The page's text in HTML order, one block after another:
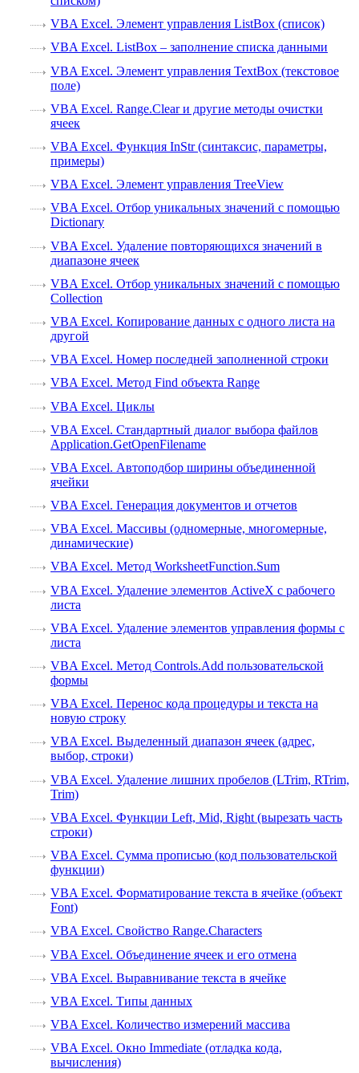
VBA Excel. Элемент управления ListBox (список)
VBA Excel. ListBox – заполнение списка данными
VBA Excel. Элемент управления TextBox (текстовое
поле)
VBA Excel. Range.Clear и другие методы очистки
ячеек
VBA Excel. Функция InStr (синтаксис, параметры,
примеры)
VBA Excel. Элемент управления TreeView
VBA Excel. Отбор уникальных значений с помощью
Dictionary
VBA Excel. Удаление повторяющихся значений в
диапазоне ячеек
VBA Excel. Отбор уникальных значений с помощью
Collection
VBA Excel. Копирование данных с одного листа на
другой
VBA Excel. Номер последней заполненной строки
VBA Excel. Метод Find объекта Range
VBA Excel. Циклы
VBA Excel. Стандартный диалог выбора файлов
Application.GetOpenFilename
VBA Excel. Автоподбор ширины объединенной
ячейки
VBA Excel. Генерация документов и отчетов
VBA Excel. Массивы (одномерные, многомерные,
динамические)
VBA Excel. Метод WorksheetFunction.Sum
VBA Excel. Удаление элементов ActiveX с рабочего
листа
VBA Excel. Удаление элементов управления формы с
листа
VBA Excel. Метод Controls.Add пользовательской
формы
VBA Excel. Перенос кода процедуры и текста на
новую строку
VBA Excel. Выделенный диапазон ячеек (адрес,
выбор, строки)
VBA Excel. Удаление лишних пробелов (LTrim, RTrim,
Trim)
VBA Excel. Функции Left, Mid, Right (вырезать часть
строки)
VBA Excel. Сумма прописью (код пользовательской
функции)
VBA Excel. Форматирование текста в ячейке (объект
Font)
VBA Excel. Свойство Range.Characters
VBA Excel. Объединение ячеек и его отмена
VBA Excel. Выравнивание текста в ячейке
VBA Excel. Типы данных
VBA Excel. Количество измерений массива
VBA Excel. Окно Immediate (отладка кода,
вычисления)